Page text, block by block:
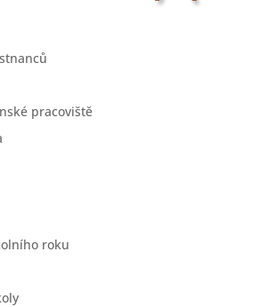
pracoviště
roku